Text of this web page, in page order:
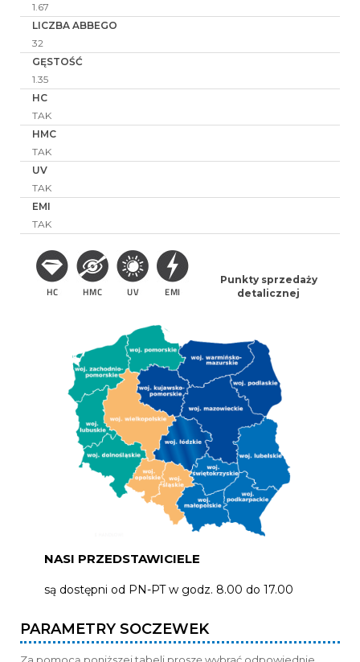
1.67
LICZBA ABBEGO
32
GĘSTOŚĆ
1.35
HC
TAK
HMC
TAK
UV
TAK
EMI
TAK
Punkty sprzedaży
detalicznej
NASI PRZEDSTAWICIELE
są dostępni od PN-PT w godz. 8.00 do 17.00
PARAMETRY SOCZEWEK